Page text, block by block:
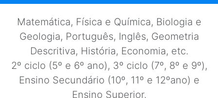
Matemática, Física e Química, Biologia e
Geologia, Português, Inglês, Geometria
Descritiva, História, Economia, etc.
2º ciclo (5º e 6º ano), 3º ciclo (7º, 8º e 9º),
Ensino Secundário (10º, 11º e 12ºano) e
Ensino Superior.